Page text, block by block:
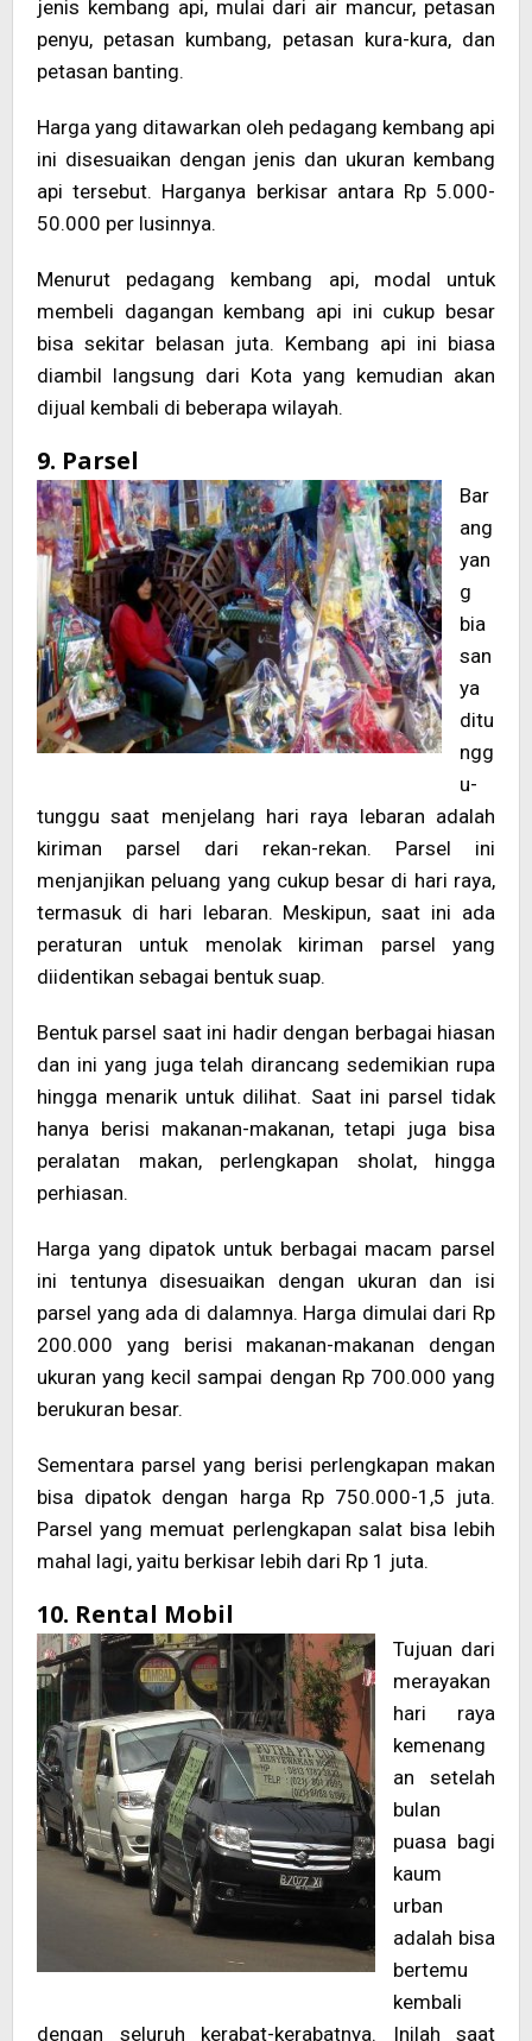
jenis kembang api, mulai dari air mancur, petasan
penyu, petasan kumbang, petasan kura-kura, dan
petasan banting.
Harga yang ditawarkan oleh pedagang kembang api
ini disesuaikan dengan jenis dan ukuran kembang
api tersebut. Harganya berkisar antara Rp 5.000-
50.000 per lusinnya.
Menurut pedagang kembang api, modal untuk
membeli dagangan kembang api ini cukup besar
bisa sekitar belasan juta. Kembang api ini biasa
diambil langsung dari Kota yang kemudian akan
dijual kembali di beberapa wilayah.
9. Parsel
Bar
ang
yan
g
bia
san
ya
ditu
ngg
u-
tunggu saat menjelang hari raya lebaran adalah
kiriman parsel dari rekan-rekan. Parsel ini
menjanjikan peluang yang cukup besar di hari raya,
termasuk di hari lebaran. Meskipun, saat ini ada
peraturan untuk menolak kiriman parsel yang
diidentikan sebagai bentuk suap.
Bentuk parsel saat ini hadir dengan berbagai hiasan
dan ini yang juga telah dirancang sedemikian rupa
hingga menarik untuk dilihat. Saat ini parsel tidak
hanya berisi makanan-makanan, tetapi juga bisa
peralatan makan, perlengkapan sholat, hingga
perhiasan.
Harga yang dipatok untuk berbagai macam parsel
ini tentunya disesuaikan dengan ukuran dan isi
parsel yang ada di dalamnya. Harga dimulai dari Rp
200.000 yang berisi makanan-makanan dengan
ukuran yang kecil sampai dengan Rp 700.000 yang
berukuran besar.
Sementara parsel yang berisi perlengkapan makan
bisa dipatok dengan harga Rp 750.000-1,5 juta.
Parsel yang memuat perlengkapan salat bisa lebih
mahal lagi, yaitu berkisar lebih dari Rp 1 juta.
10. Rental Mobil
Tujuan dari
merayakan
hari raya
kemenang
an setelah
bulan
puasa bagi
kaum
urban
adalah bisa
bertemu
kembali
dengan seluruh kerabat-kerabatnya. Inilah saat